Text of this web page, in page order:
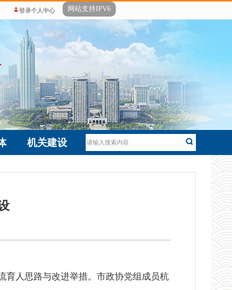
登录个人中心 网站支持IPV6
机关建设
育人思路与改进举措。市政协党组成员杭